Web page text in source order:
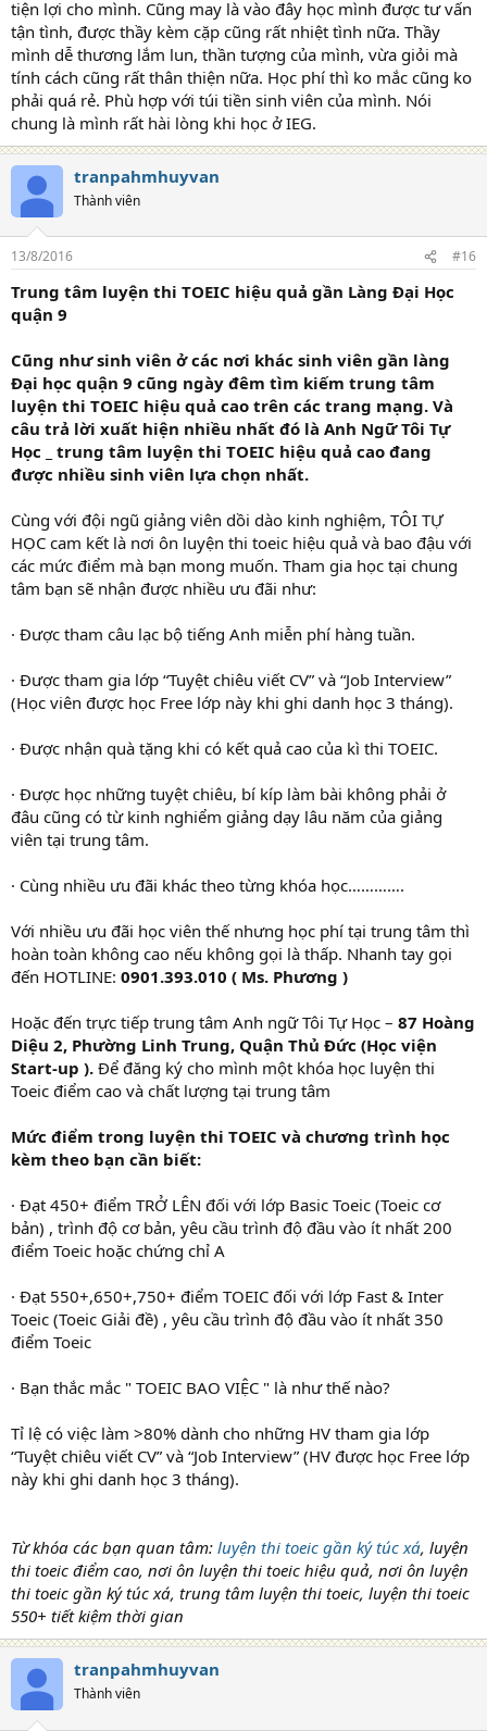
tiện lợi cho mình. Cũng may là vào đây học mình được tư vấn
tận tình, được thầy kèm cặp cũng rất nhiệt tình nữa. Thầy
mình dễ thương lắm lun, thần tượng của mình, vừa giỏi mà
tính cách cũng rất thân thiện nữa. Học phí thì ko mắc cũng ko
phải quá rẻ. Phù hợp với túi tiền sinh viên của mình. Nói
chung là mình rất hài lòng khi học ở IEG.
tranpahmhuyvan
Thành viên
13/8/2016 #16
Trung tâm luyện thi TOEIC hiệu quả gần Làng Đại Học
quận 9
Cũng như sinh viên ở các nơi khác sinh viên gần làng
Đại học quận 9 cũng ngày đêm tìm kiếm trung tâm
luyện thi TOEIC hiệu quả cao trên các trang mạng. Và
câu trả lời xuất hiện nhiều nhất đó là Anh Ngữ Tôi Tự
Học _ trung tâm luyện thi TOEIC hiệu quả cao đang
được nhiều sinh viên lựa chọn nhất.
Cùng với đội ngũ giảng viên dồi dào kinh nghiệm, TÔI TỰ
HỌC cam kết là nơi ôn luyện thi toeic hiệu quả và bao đậu với
các mức điểm mà bạn mong muốn. Tham gia học tại chung
tâm bạn sẽ nhận được nhiều ưu đãi như:
· Được tham câu lạc bộ tiếng Anh miễn phí hàng tuần.
· Được tham gia lớp “Tuyệt chiêu viết CV” và “Job Interview”
(Học viên được học Free lớp này khi ghi danh học 3 tháng).
· Được nhận quà tặng khi có kết quả cao của kì thi TOEIC.
· Được học những tuyệt chiêu, bí kíp làm bài không phải ở
đâu cũng có từ kinh nghiểm giảng dạy lâu năm của giảng
viên tại trung tâm.
· Cùng nhiều ưu đãi khác theo từng khóa học………….
Với nhiều ưu đãi học viên thế nhưng học phí tại trung tâm thì
hoàn toàn không cao nếu không gọi là thấp. Nhanh tay gọi
đến HOTLINE: 0901.393.010 ( Ms. Phương )
Hoặc đến trực tiếp trung tâm Anh ngữ Tôi Tự Học – 87 Hoàng
Diệu 2, Phường Linh Trung, Quận Thủ Đức (Học viện
Start-up ). Để đăng ký cho mình một khóa học luyện thi
Toeic điểm cao và chất lượng tại trung tâm
Mức điểm trong luyện thi TOEIC và chương trình học
kèm theo bạn cần biết:
· Đạt 450+ điểm TRỞ LÊN đối với lớp Basic Toeic (Toeic cơ
bản) , trình độ cơ bản, yêu cầu trình độ đầu vào ít nhất 200
điểm Toeic hoặc chứng chỉ A
· Đạt 550+,650+,750+ điểm TOEIC đối với lớp Fast & Inter
Toeic (Toeic Giải đề) , yêu cầu trình độ đầu vào ít nhất 350
điểm Toeic
· Bạn thắc mắc " TOEIC BAO VIỆC " là như thế nào?
Tỉ lệ có việc làm >80% dành cho những HV tham gia lớp
“Tuyệt chiêu viết CV” và “Job Interview” (HV được học Free lớp
này khi ghi danh học 3 tháng).
Từ khóa các bạn quan tâm: luyện thi toeic gần ký túc xá, luyện
thi toeic điểm cao, nơi ôn luyện thi toeic hiệu quả, nơi ôn luyện
thi toeic gần ký túc xá, trung tâm luyện thi toeic, luyện thi toeic
550+ tiết kiệm thời gian
tranpahmhuyvan
Thành viên